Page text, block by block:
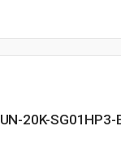
20K-SG01HP3-